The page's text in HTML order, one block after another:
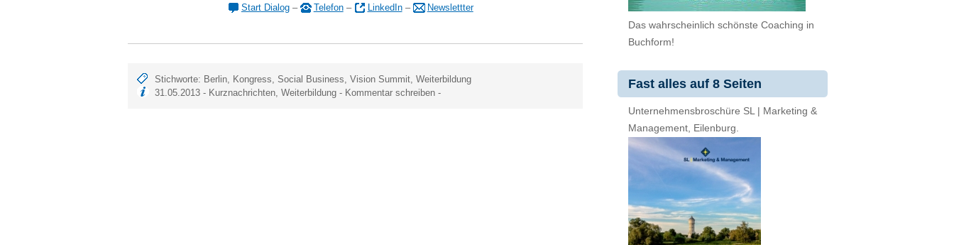
Start Dialog– Telefon– LinkedIn– Newslettter
Stichworte: Berlin Kongress ,Social Business ,Vision Summit ,Weiterbildung
31.05.2013 - Kurznachrichten ,Weiterbildung - Kommentar schreiben -
Das wahrscheinlich schönste Coaching in
Buchform!
Fast alles auf 8 Seiten
Unternehmensbroschüre SL | Marketing &
Management, Eilenburg.